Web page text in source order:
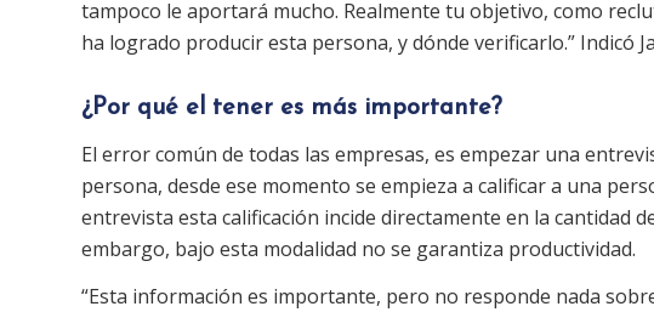
tampoco le aportará mucho. Realmente tu objetivo, como
ha logrado producir esta persona, y dónde verificarlo.” Indicó
¿Por qué el tener es más importante?
El error común de todas las empresas, es empezar una
persona, desde ese momento se empieza a calificar a una
entrevista esta calificación incide directamente en la cantidad
embargo, bajo esta modalidad no se garantiza productividad.
“Esta información es importante, pero no responde nada